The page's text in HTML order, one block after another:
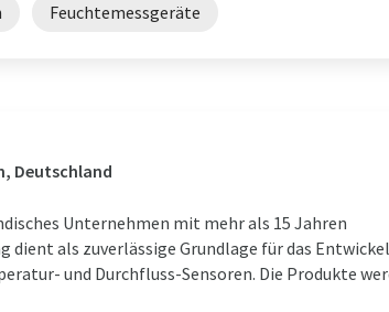
Feuchtemessgeräte
Deutschland
Unternehmen mit mehr als 15 Jahren
dient als zuverlässige Grundlage für das
und Durchfluss-Sensoren. Die Produkte